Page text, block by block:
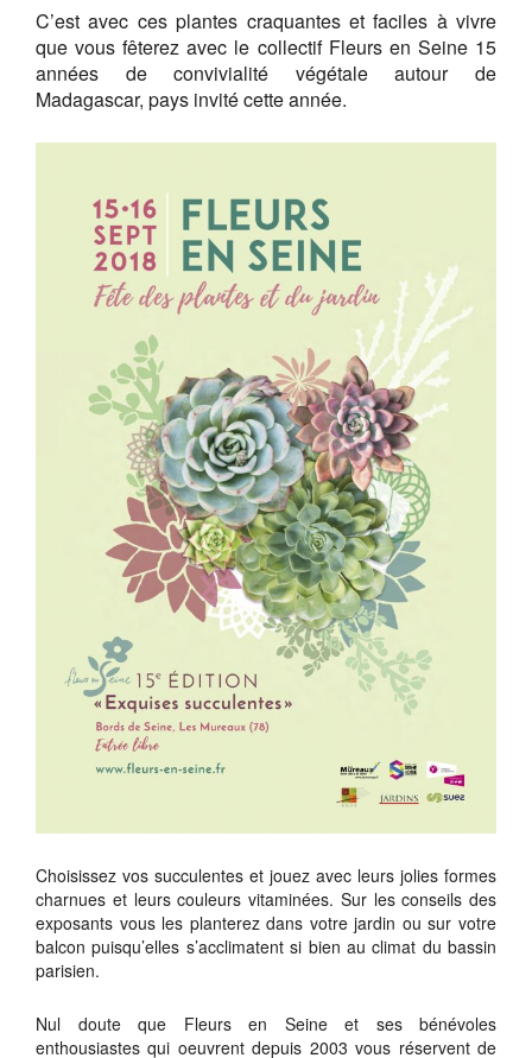
C’est avec ces plantes craquantes et faciles à vivre
que vous fêterez avec le collectif Fleurs en Seine 15
années de convivialité végétale autour de
Madagascar, pays invité cette année.
Choisissez vos succulentes et jouez avec leurs jolies formes
charnues et leurs couleurs vitaminées. Sur les conseils des
exposants vous les planterez dans votre jardin ou sur votre
balcon puisqu’elles s’acclimatent si bien au climat du bassin
parisien.
Nul doute que Fleurs en Seine et ses bénévoles
enthousiastes qui oeuvrent depuis 2003 vous réservent de